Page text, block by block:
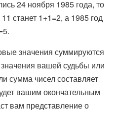
24 ноября 1985 года, то
станет 1+1=2, а 1985 год
значения суммируются
вашей судьбы или
сумма чисел составляет
вашим окончательным
вам представление о